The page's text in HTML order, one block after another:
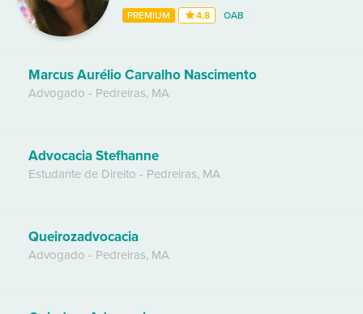
PREMIUM 4,8 OAB
Marcus Aurélio Carvalho Nascimento
Advogado - Pedreiras, MA
Advocacia Stefhanne
Estudante de Direito - Pedreiras, MA
Queirozadvocacia
Advogado - Pedreiras, MA